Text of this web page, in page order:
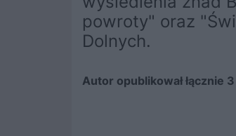
powroty" oraz
Dolnych.
Autor opublikował łącznie